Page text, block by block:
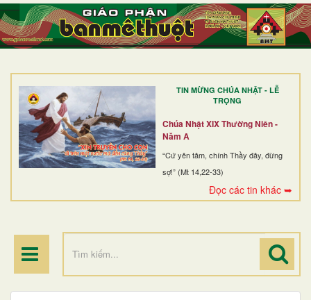
TIN MỪNG CHÚA NHẬT - LỄ
TRỌNG
Chúa Nhật XIX Thường Niên -
Năm A
“Cứ yên tâm, chính Thầy đây, đừng
sợ!” (Mt 14,22-33)
Đọc các tin khác ➥
TRANG NHẤT
GIỚI THIỆU
DÒNG TU
BAN MỤC VỤ
ĐOÀN THỂ CG
ĐIỂM HÀNH HƯƠNG